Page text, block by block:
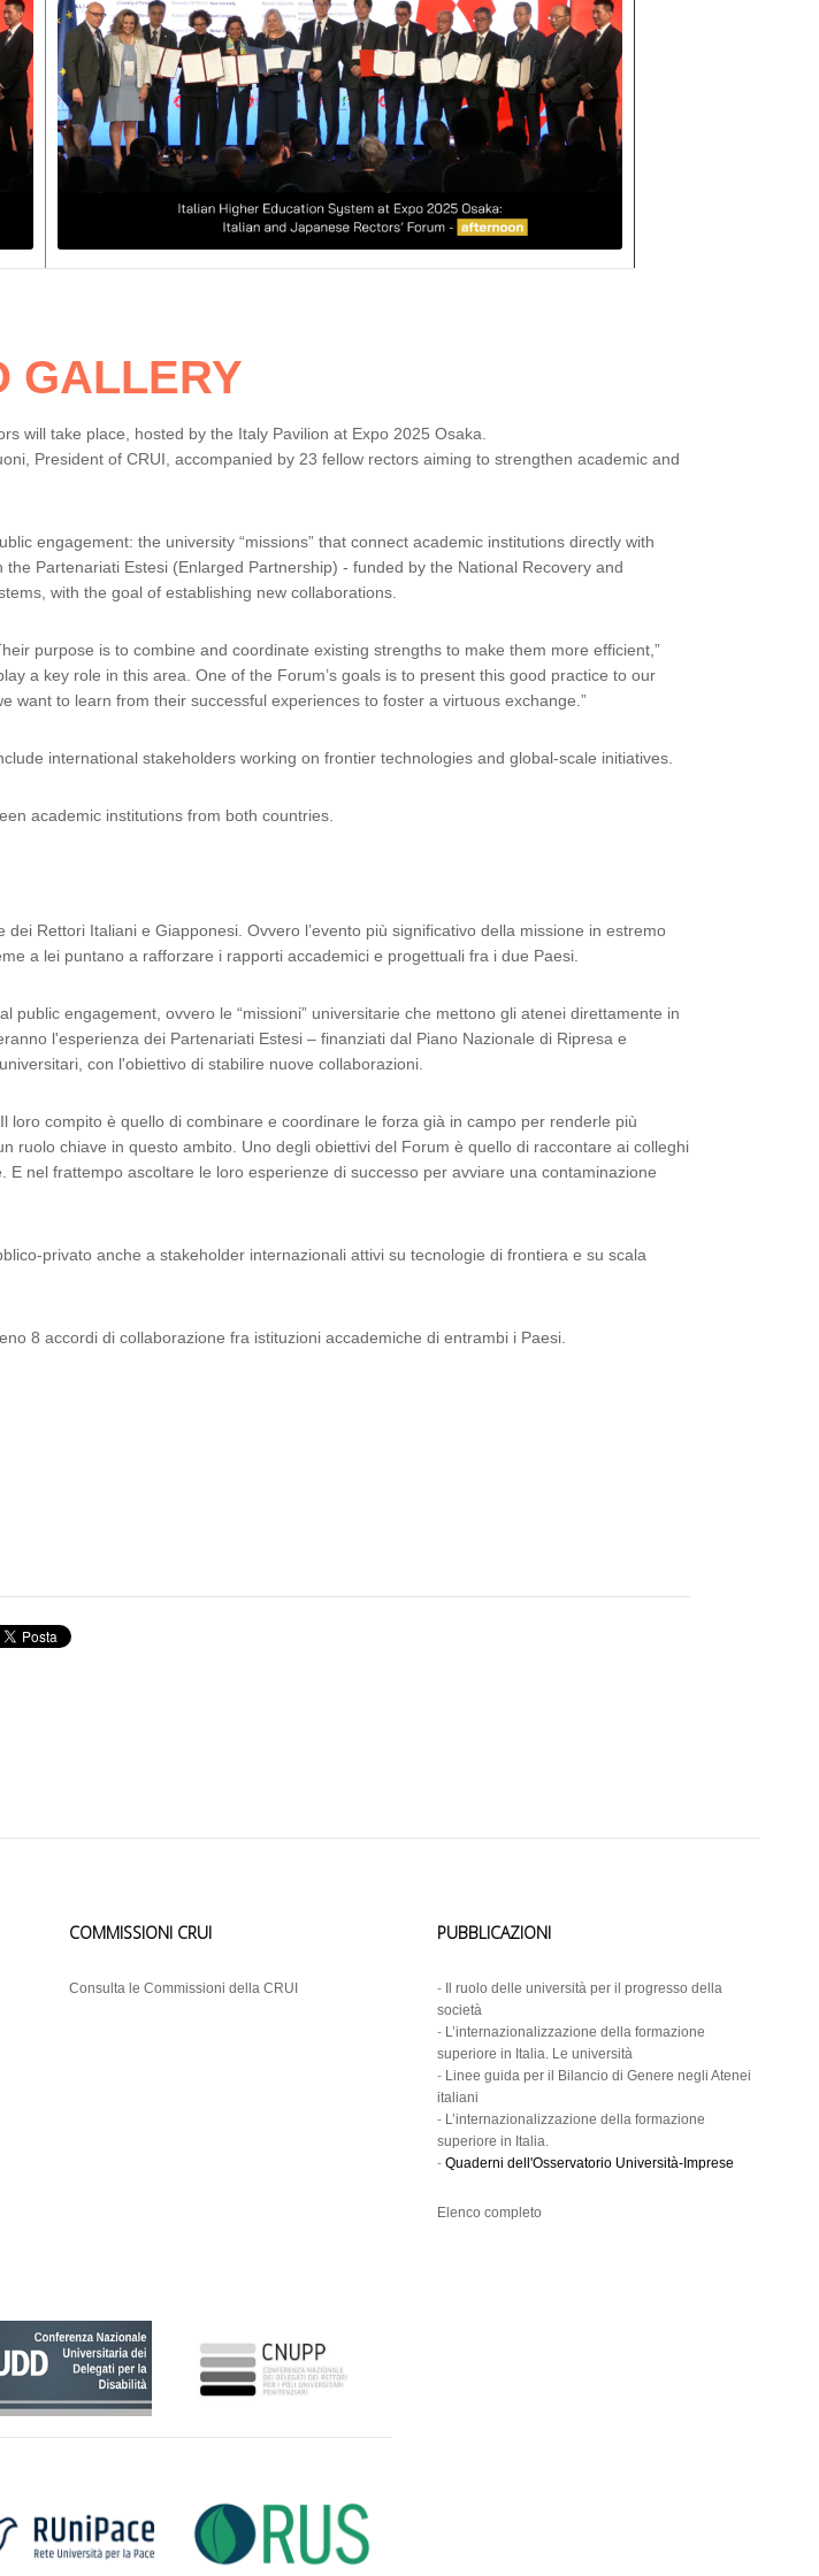
GALLERY
will take place, hosted by the Italy Pavilion at Expo 2025 Osaka.
President of CRUI, accompanied by 23 fellow rectors aiming to strengthen academic and
engagement: the university “missions” that connect academic institutions directly with
Partenariati Estesi (Enlarged Partnership) - funded by the National Recovery and
with the goal of establishing new collaborations.
purpose is to combine and coordinate existing strengths to make them more efficient,”
a key role in this area. One of the Forum’s goals is to present this good practice to our
to learn from their successful experiences to foster a virtuous exchange.”
international stakeholders working on frontier technologies and global-scale initiatives.
academic institutions from both countries.
Rettori Italiani e Giapponesi. Ovvero l’evento più significativo della missione in estremo
a lei puntano a rafforzare i rapporti accademici e progettuali fra i due Paesi.
engagement, ovvero le “missioni” universitarie che mettono gli atenei direttamente in
l'esperienza dei Partenariati Estesi – finanziati dal Piano Nazionale di Ripresa e
con l'obiettivo di stabilire nuove collaborazioni.
compito è quello di combinare e coordinare le forza già in campo per renderle più
ruolo chiave in questo ambito. Uno degli obiettivi del Forum è quello di raccontare ai colleghi
nel frattempo ascoltare le loro esperienze di successo per avviare una contaminazione
privato anche a stakeholder internazionali attivi su tecnologie di frontiera e su scala
8 accordi di collaborazione fra istituzioni accademiche di entrambi i Paesi.
COMMISSIONI CRUI
Consulta le Commissioni della CRUI
PUBBLICAZIONI
-
Il ruolo delle università per il progresso della
società
- L’internazionalizzazione della formazione
superiore in Italia. Le università
- Linee guida per il Bilancio di Genere negli Atenei
italiani
- L’internazionalizzazione della formazione
superiore in Italia.
- Quaderni dell'Osservatorio Università-Imprese
Elenco completo